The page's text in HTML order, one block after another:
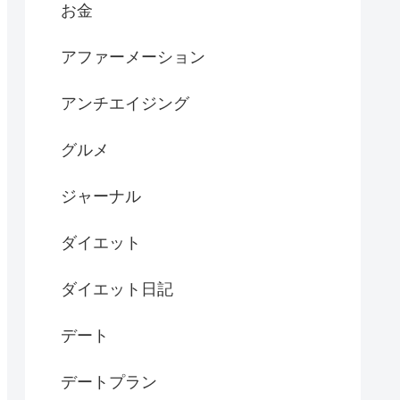
お金
アファーメーション
アンチエイジング
グルメ
ジャーナル
ダイエット
ダイエット日記
デート
デートプラン